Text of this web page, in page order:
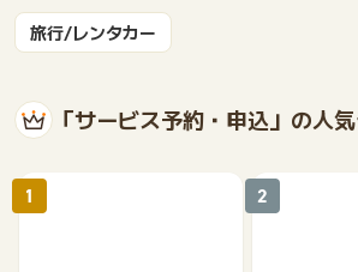
旅行/レンタカー
「サービス予約・申込」の人
1 2